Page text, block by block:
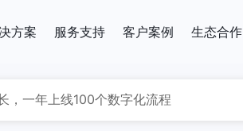
方案 服务支持 客户案例 生态合作
，一年上线100个数字化流程